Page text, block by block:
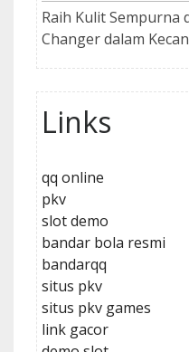
Raih Kulit Sempurna
Changer dalam
Links
qq online
pkv
slot demo
bandar bola resmi
bandarqq
situs pkv
situs pkv games
link gacor